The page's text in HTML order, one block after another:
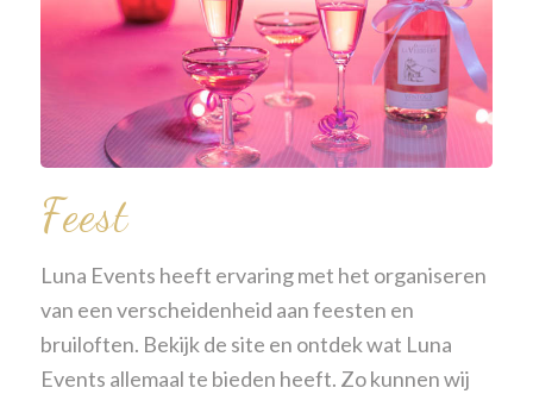
Feest
Luna Events heeft ervaring met het organiseren
van een verscheidenheid aanfeesten en
bruiloften. Bekijk de site en ontdek wat Luna
Events allemaal te bieden heeft. Zo kunnen wij